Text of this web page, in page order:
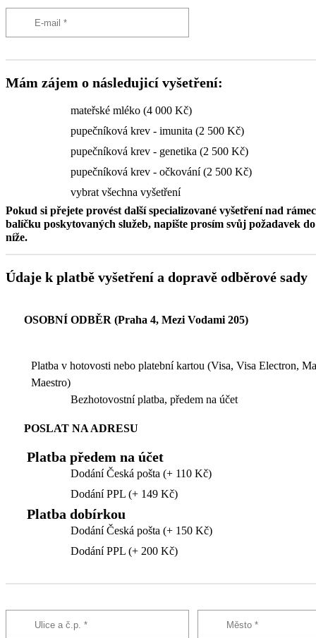
Mám zájem o následujicí vyšetření:
mateřské mléko (4 000 Kč)
pupečníková krev - imunita (2 500 Kč)
pupečníková krev - genetika (2 500 Kč)
pupečníková krev - očkování (2 500 Kč)
vybrat všechna vyšetření
Pokud si přejete provést další specializované vyšetření nad
balíčku poskytovaných služeb, napište prosím svůj požadavek
níže.
Údaje k platbě vyšetření a dopravě odběrové sady
OSOBNÍ ODBĚR (Praha 4, Mezi Vodami 205)
Platba v hotovosti nebo platební kartou (Visa, Visa Electron,
Maestro)
Bezhotovostní platba, předem na účet
POSLAT NA ADRESU
Platba předem na účet
Dodání Česká pošta (+ 110 Kč)
Dodání PPL (+ 149 Kč)
Platba dobírkou
Dodání Česká pošta (+ 150 Kč)
Dodání PPL (+ 200 Kč)